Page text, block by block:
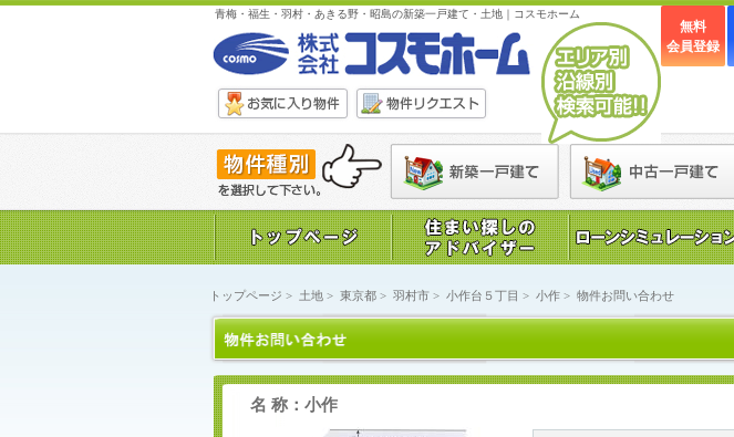
青梅・福生・羽村・あきる野・昭島の新築一戸建て・土地｜コスモホーム
無料
会員登録
トップページ > 土地> 東京都> 羽村市> 小作台５丁目 > 小作> 物件お問い合わせ
名 称：小作